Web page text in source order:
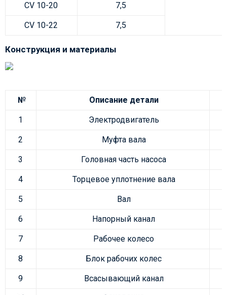
CV 10-20 7,5
CV 10-22 7,5
Конструкция и материалы
№ Описание детали
1 Электродвигатель
2 Муфта вала
3 Головная часть насоса
4 Торцевое уплотнение вала
5 Вал
6 Напорный канал
7 Рабочее колесо
8 Блок рабочих колес
9 Всасывающий канал